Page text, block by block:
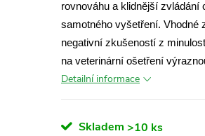
rovnováhu a klidnější zvládání
samotného vyšetření. Vhodné
negativní zkušeností z
na veterinární ošetření
Detailní informace
Skladem >10 ks